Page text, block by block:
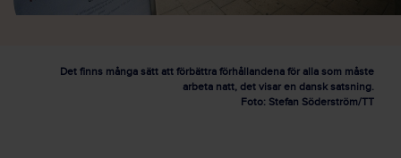
Det finns många sätt att förbättra förhållandena för alla som måste
arbeta natt, det visar en dansk satsning.
Foto: Stefan Söderström/TT